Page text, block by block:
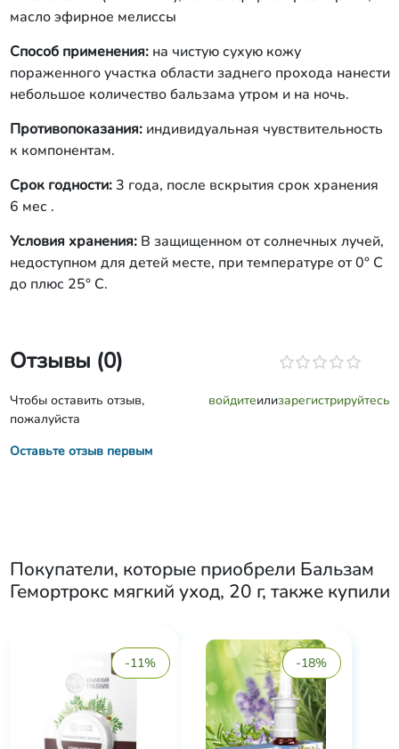
масло эфирное мелиссы
Способ применения:на чистую сухую кожу
пораженного участка области заднего прохода нанести
небольшое количество бальзама утром и на ночь.
Противопоказания:индивидуальная чувствительность
к компонентам.
Срок годности:3 года, после вскрытия срок хранения
6 мес .
Условия хранения: В защищенном от солнечных лучей,
недоступном для детей месте, при температуре от 0° С
до плюс 25° С.
Отзывы (0)
Чтобы оставить отзыв,
пожалуйста
войдитеилизарегистрируйтесь
Оставьте отзыв первым
Покупатели, которые приобрели Бальзам
Гемортрокс мягкий уход, 20 г, также купили
-11% -18%